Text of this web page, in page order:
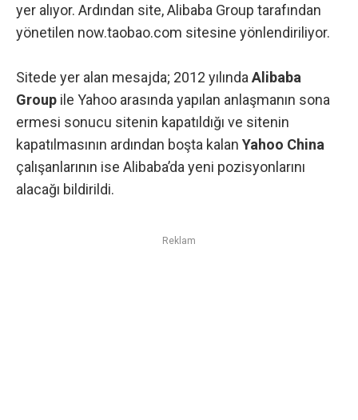
yer alıyor. Ardından site, Alibaba Group tarafından
yönetilen now.taobao.com sitesine yönlendiriliyor.
Sitede yer alan mesajda; 2012 yılında Alibaba
Group ile Yahoo arasında yapılan anlaşmanın sona
ermesi sonucu sitenin kapatıldığı ve sitenin
kapatılmasının ardından boşta kalan Yahoo China
çalışanlarının ise Alibaba’da yeni pozisyonlarını
alacağı bildirildi.
Reklam